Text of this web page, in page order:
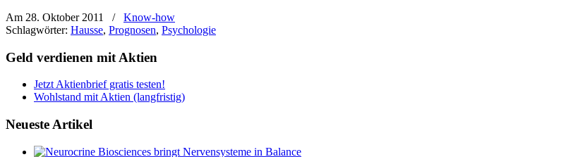
Am 28. Oktober 2011
/
Know-how
Schlagwörter: Hausse, Prognosen, Psychologie
Geld verdienen mit Aktien
Jetzt Aktienbrief gratis testen!
Wohlstand mit Aktien (langfristig)
Neueste Artikel